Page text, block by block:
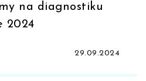
na diagnostiku
2024
29.09.2024